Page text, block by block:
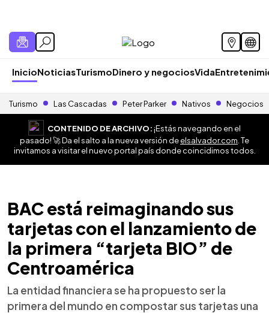
InicioNoticiasTurismoDinero y negociosVida
Turismo Las Cascadas Peter Parker Nativos Negocios
CONTENIDO DE ARCHIVO:¡Estás navegando en el
pasado! 🚀 Da el salto a la nueva versión deelsalvador.com . Te
invitamos a visitar el nuevo portal país donde coincidimos todos.
BAC está reimaginando sus
tarjetas con el lanzamiento de
la primera “tarjeta BIO” de
Centroamérica
La entidad financiera se ha propuesto ser la
primera del mundo en compostar sus tarjetas una